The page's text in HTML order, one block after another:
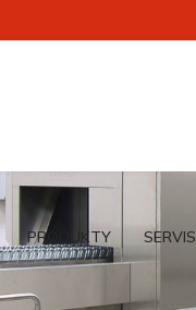
PRODUKTY SERVIS